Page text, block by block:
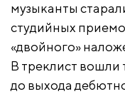
музыканты
студийных
«двойного»
В треклист
до выхода